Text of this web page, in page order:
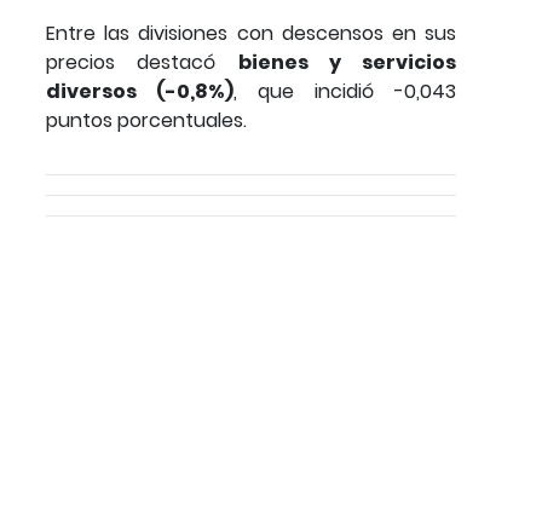
Entre las divisiones con descensos en sus
precios destacó bienes y servicios
diversos (-0,8%), que incidió -0,043
puntos porcentuales.